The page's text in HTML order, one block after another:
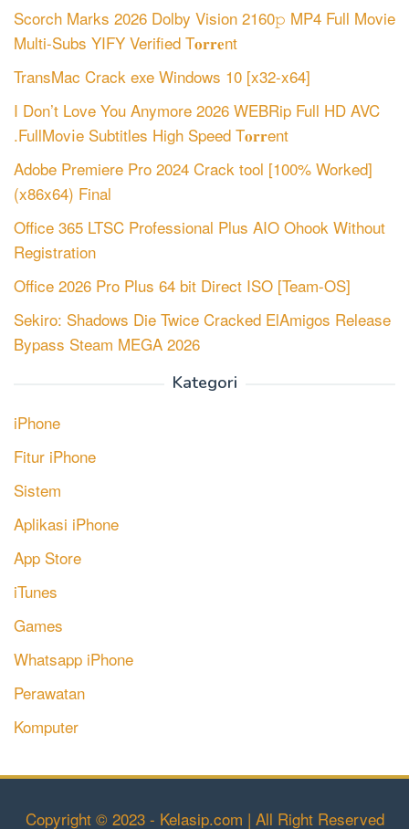
Scorch Marks 2026 Dolby Vision 2160𝚙 MP4 Full Movie
Multi-Subs YIFY Verified T𝐨𝐫𝐫𝐞nt
TransMac Crack exe Windows 10 [x32-x64]
I Don’t Love You Anymore 2026 WEBRip Full HD AVC
.FullMov𝗂e Subtitles High Speed T𝐨𝐫𝐫ent
Adobe Premiere Pro 2024 Crack tool [100% Worked]
(x86x64) Final
Office 365 LTSC Professional Plus AIO Ohook Without
Registration
Office 2026 Pro Plus 64 bit Direct ISO [Team-OS]
Sekiro: Shadows Die Twice Cracked ElAmigos Release
Bypass Steam MEGA 2026
Kategori
iPhone
Fitur iPhone
Sistem
Aplikasi iPhone
App Store
iTunes
Games
Whatsapp iPhone
Perawatan
Komputer
Copyright © 2023 - Kelasip.com | All Right Reserved